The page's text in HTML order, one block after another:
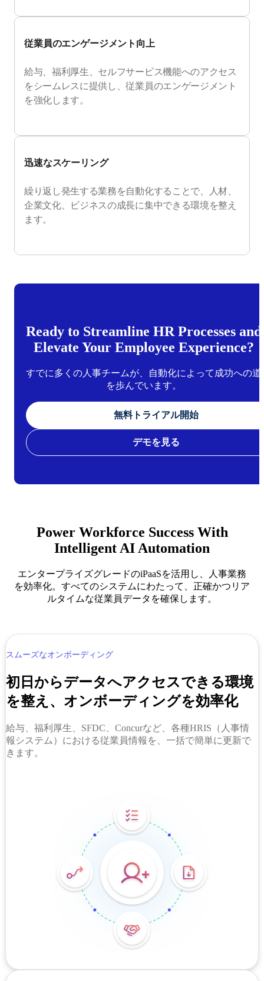
従業員のエンゲージメント向上
給与、福利厚生、セルフサービス機能へのアクセス
をシームレスに提供し、従業員のエンゲージメント
を強化します。
迅速なスケーリング
繰り返し発生する業務を自動化することで、人材、
企業文化、ビジネスの成長に集中できる環境を整え
ます。
Ready to Streamline HR Processes and
Elevate Your Employee Experience?
すでに多くの人事チームが、自動化によって成功への道
を歩んでいます。
無料トライアル開始
デモを見る
Power Workforce Success With
Intelligent AI Automation
エンタープライズグレードのiPaaSを活用し、人事業務
を効率化。すべてのシステムにわたって、正確かつリア
ルタイムな従業員データを確保します。
スムーズなオンボーディング
初日からデータへアクセスできる環境
を整え、オンボーディングを効率化
給与、福利厚生、SFDC、Concurなど、各種HRIS（人事情
報システム）における従業員情報を、一括で簡単に更新で
きます。